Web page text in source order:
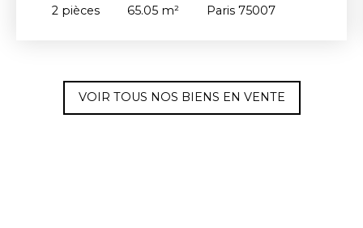
2 pièces 65.05 m² Paris 75007
VOIR TOUS NOS BIENS EN VENTE